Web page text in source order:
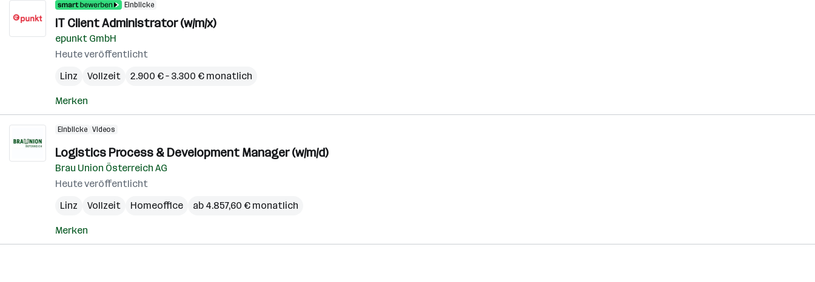
Einblicke
IT Client Administrator (w/m/x)
epunkt GmbH
Heute veröffentlicht
Linz
Vollzeit 2.900 € – 3.300 € monatlich
Merken
Einblicke Videos
Logistics Process & Development Manager (w/m/d)
Brau Union Österreich AG
Heute veröffentlicht
Linz
Vollzeit Homeoffice ab 4.857,60 € monatlich
Merken